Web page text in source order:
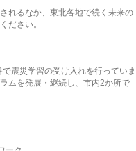
れるなか、東北各地で続く未来の
ださい。
震災学習の受け入れを行っていま
ムを発展・継続し、市内2か所で